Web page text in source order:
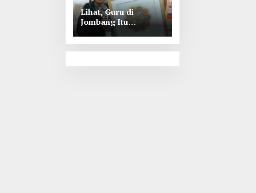
Lihat, Guru di
Jombang Itu
Menunjukkan Hasil
Prestasinya di
Kancah